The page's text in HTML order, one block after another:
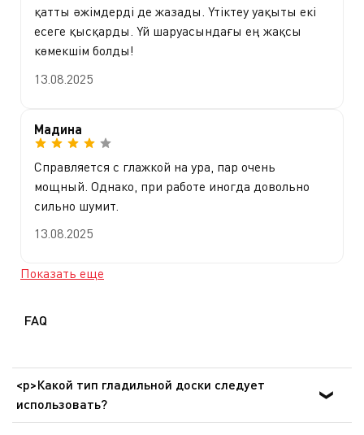
қатты әжімдерді де жазады. Үтіктеу уақыты екі
есеге қысқарды. Үй шаруасындағы ең жақсы
көмекшім болды!
13.08.2025
Мадина
Справляется с глажкой на ура, пар очень
мощный. Однако, при работе иногда довольно
сильно шумит.
13.08.2025
Показать еще
FAQ
<p>Какой тип гладильной доски следует
использовать?
Выбирайте такую гладильную доску, которая